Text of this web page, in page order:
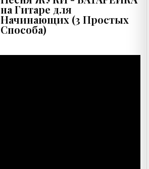
на Гитаре для
Начинающих (3 Простых
Способа)